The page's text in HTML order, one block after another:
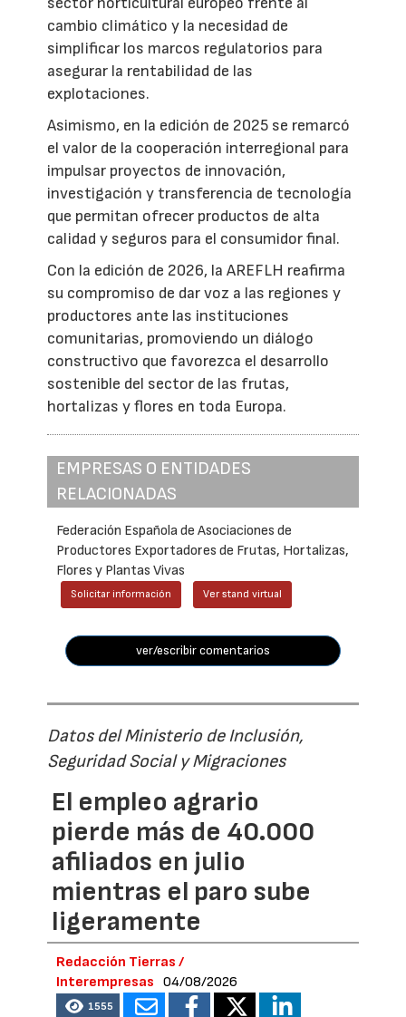
cambio climático y la necesidad de
simplificar los marcos regulatorios para
asegurar la rentabilidad de las
explotaciones.
Asimismo, en la edición de 2025 se remarcó
el valor de la cooperación interregional para
impulsar proyectos de innovación,
investigación y transferencia de tecnología
que permitan ofrecer productos de alta
calidad y seguros para el consumidor final.
Con la edición de 2026, la AREFLH reafirma
su compromiso de dar voz a las regiones y
productores ante las instituciones
comunitarias, promoviendo un diálogo
constructivo que favorezca el desarrollo
sostenible del sector de las frutas,
hortalizas y flores en toda Europa.
EMPRESAS O ENTIDADES
RELACIONADAS
Federación Española de Asociaciones de
Productores Exportadores de Frutas, Hortalizas,
Flores y Plantas Vivas
Solicitar información Ver stand virtual
ver/escribir comentarios
Datos del Ministerio de Inclusión,
Seguridad Social y Migraciones
El empleo agrario
pierde más de 40.000
afiliados en julio
mientras el paro sube
ligeramente
Redacción Tierras /
Interempresas
04/08/2026
1555